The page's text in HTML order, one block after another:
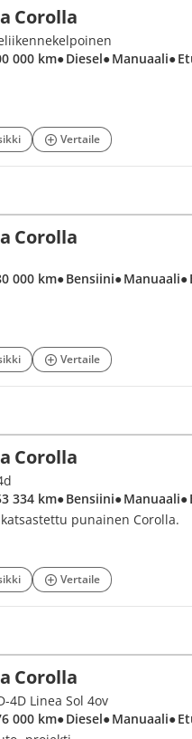
Corolla
000 km● Diesel● Manuaali●
Vertaile
Corolla
000 km● Bensiini● Manuaali●
Vertaile
Corolla
334 km● Bensiini● Manuaali●
punainen Corolla.
Vertaile
Corolla
4D Linea Sol 4ov
000 km● Diesel● Manuaali●